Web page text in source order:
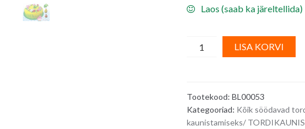
Laos (saab ka järeltellida)
Suhkrumassist
mesimumm
LISA KORVI
l
n
Tootekood: BL00053
Kategooriad: Kõik söödavad
kaunistamiseks/